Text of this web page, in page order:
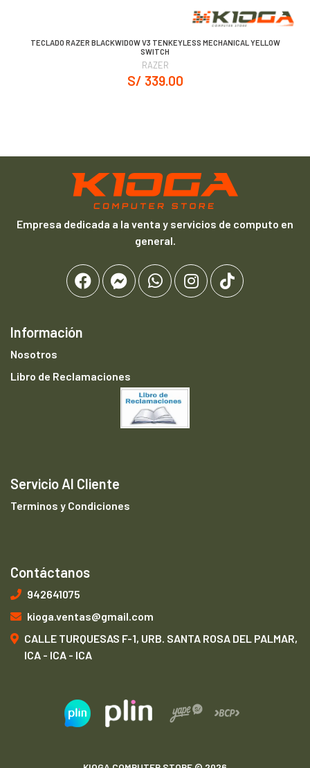
TECLADO RAZER BLACKWIDOW V3 TENKEYLESS MECHANICAL YELLOW
SWITCH
RAZER
S/ 339.00
Empresa dedicada a la venta y servicios de computo en
general.
Información
Nosotros
Libro de Reclamaciones
Servicio Al Cliente
Terminos y Condiciones
Contáctanos
942641075
kioga.ventas@gmail.com
CALLE TURQUESAS F-1, URB. SANTA ROSA DEL PALMAR,
ICA - ICA - ICA